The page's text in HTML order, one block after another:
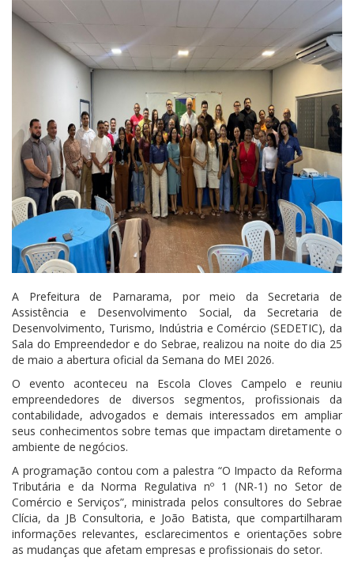
A Prefeitura de Parnarama, por meio da Secretaria de
Assistência e Desenvolvimento Social, da Secretaria de
Desenvolvimento, Turismo, Indústria e Comércio (SEDETIC), da
Sala do Empreendedor e do Sebrae, realizou na noite do dia 25
de maio a abertura oficial da Semana do MEI 2026.
O evento aconteceu na Escola Cloves Campelo e reuniu
empreendedores de diversos segmentos, profissionais da
contabilidade, advogados e demais interessados em ampliar
seus conhecimentos sobre temas que impactam diretamente o
ambiente de negócios.
A programação contou com a palestra “O Impacto da Reforma
Tributária e da Norma Regulativa nº 1 (NR-1) no Setor de
Comércio e Serviços”, ministrada pelos consultores do Sebrae
Clícia, da JB Consultoria, e João Batista, que compartilharam
informações relevantes, esclarecimentos e orientações sobre
as mudanças que afetam empresas e profissionais do setor.